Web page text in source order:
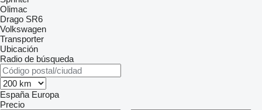
Olimac
Drago SR6
Volkswagen
Transporter
Ubicación
Radio de búsqueda
España Europa
Precio